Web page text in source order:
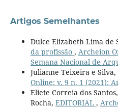
Artigos Semelhantes
Dulce Elizabeth Lima de
da profissão , Archeion
Semana Nacional de
Julianne Teixeira e Silva,
Online: v. 9 n. 1 (2021):
Eliete Correia dos
Rocha, EDITORIAL ,